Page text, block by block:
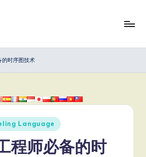
的时序图技术
Language
程师必备的时